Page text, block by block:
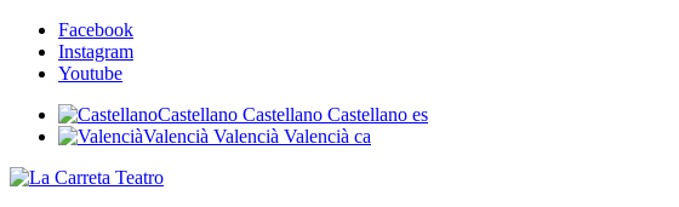
Facebook
Instagram
Youtube
Castellano Castellano Castellano es
Valencià Valencià Valencià ca